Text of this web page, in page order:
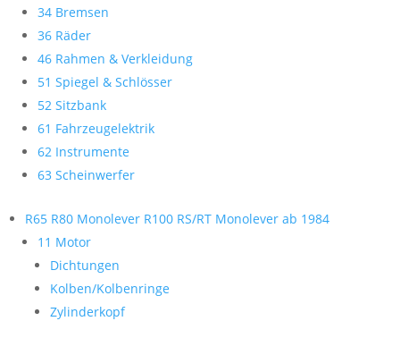
34 Bremsen
36 Räder
46 Rahmen & Verkleidung
51 Spiegel & Schlösser
52 Sitzbank
61 Fahrzeugelektrik
62 Instrumente
63 Scheinwerfer
R65 R80 Monolever R100 RS/RT Monolever ab 1984
11 Motor
Dichtungen
Kolben/Kolbenringe
Zylinderkopf